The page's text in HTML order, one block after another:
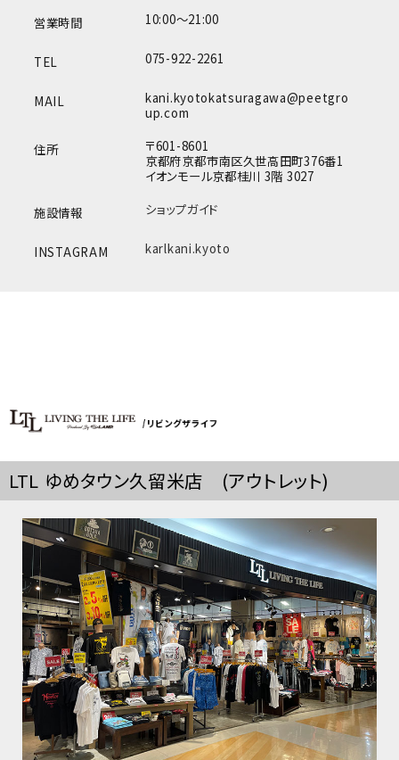
営業時間 10:00～21:00
TEL 075-922-2261
MAIL
kani.kyotokatsuragawa@peetgro
up.com
住所
〒601-8601
京都府京都市南区久世高田町376番1
イオンモール京都桂川 3階 3027
施設情報 ショップガイド
INSTAGRAM karlkani.kyoto
LTL ゆめタウン久留米店 (アウトレット)